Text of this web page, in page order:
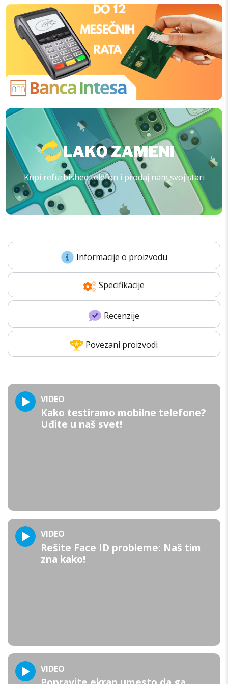
Kupi refurbished telefon i prodaj nam svoj stari
Informacije o proizvodu
Specifikacije
Recenzije
Povezani proizvodi
VIDEO
Kako testiramo mobilne telefone?
Uđite u naš svet!
VIDEO
Rešite Face ID probleme: Naš tim
zna kako!
VIDEO